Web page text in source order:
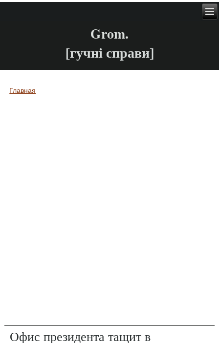
Grom.
[гучні справи]
Вы здесь
Главная
Офис президента тащит в